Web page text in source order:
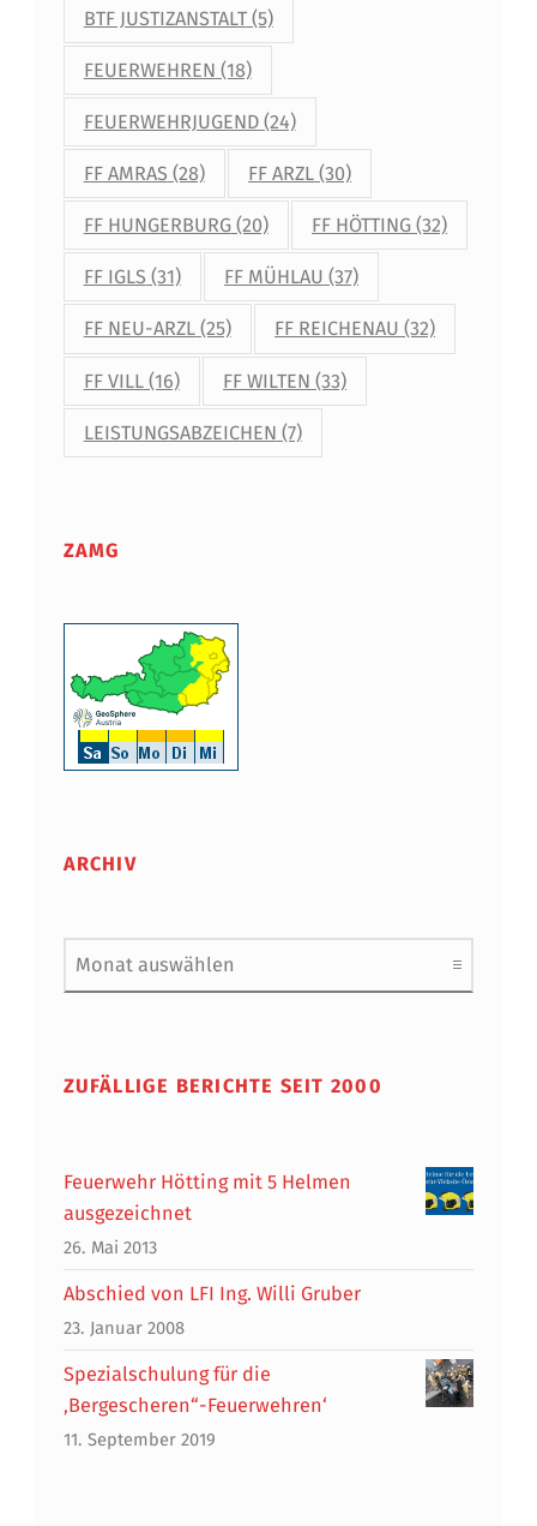
BTF JUSTIZANSTALT(5)
FEUERWEHREN (18)
FEUERWEHRJUGEND(24)
FF AMRAS (28) FF ARZL (30)
FF HUNGERBURG(20) FF HÖTTING (32)
FF IGLS (31) FF MÜHLAU (37)
FF NEU-ARZL(25) FF REICHENAU (32)
FF VILL(16) FF WILTEN (33)
LEISTUNGSABZEICHEN (7)
ZAMG
ARCHIV
Archiv
ZUFÄLLIGE BERICHTE SEIT 2000
Feuerwehr Hötting mit 5 Helmen
ausgezeichnet
26. Mai 2013
Abschied von LFI Ing. Willi Gruber
23. Januar 2008
Spezialschulung für die
‚Bergescheren“-Feuerwehren‘
11. September 2019